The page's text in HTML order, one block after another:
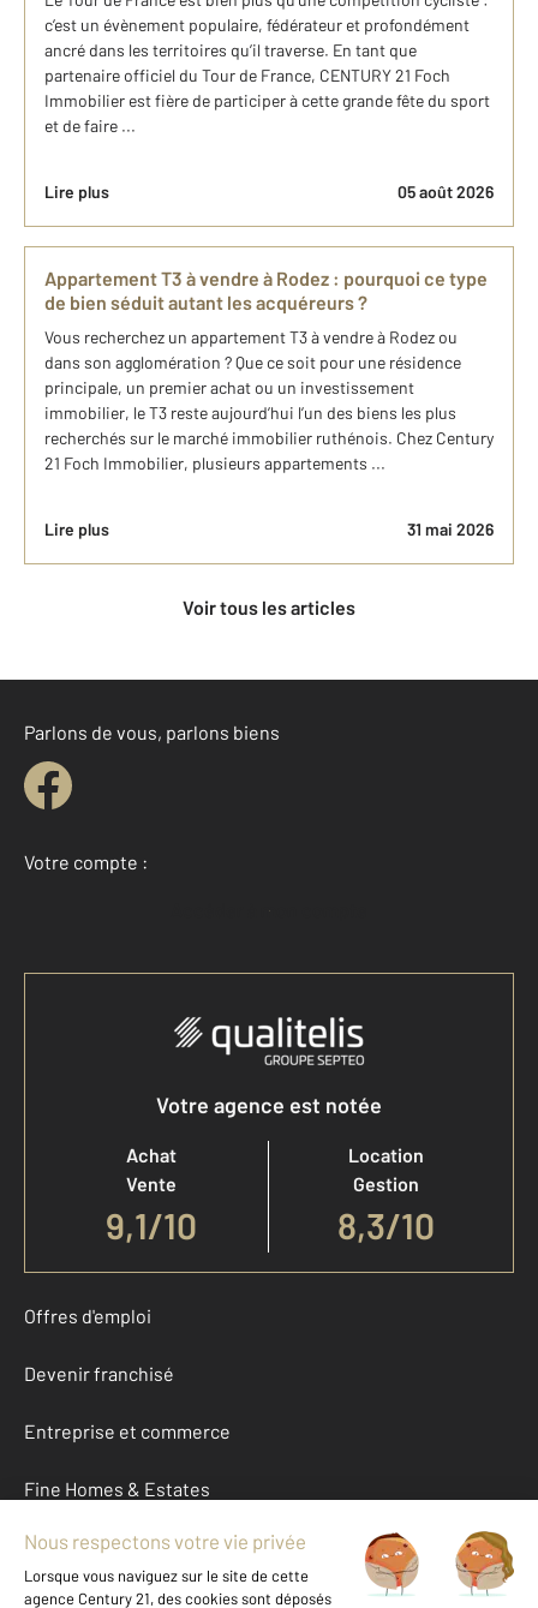
c’est un évènement populaire, fédérateur et profondément
ancré dans les territoires qu’il traverse. En tant que
partenaire officiel du Tour de France, CENTURY 21 Foch
Immobilier est fière de participer à cette grande fête du sport
et de faire ...
Lire plus 05 août 2026
Appartement T3 à vendre à Rodez : pourquoi ce type
de bien séduit autant les acquéreurs ?
Vous recherchez un appartement T3 à vendre à Rodez ou
dans son agglomération ? Que ce soit pour une résidence
principale, un premier achat ou un investissement
immobilier, le T3 reste aujourd’hui l’un des biens les plus
recherchés sur le marché immobilier ruthénois. Chez Century
21 Foch Immobilier, plusieurs appartements ...
Lire plus 31 mai 2026
Voir tous les articles
Parlons de vous, parlons biens
Votre compte :
Accéder à mon compte
Votre agence est notée
Achat
Vente
9,1/10
Location
Gestion
8,3/10
Offres d'emploi
Devenir franchisé
Entreprise et commerce
Fine Homes & Estates
À propos